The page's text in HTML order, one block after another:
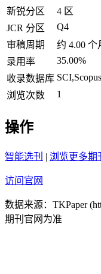
新锐分区
4 区
JCR 分区
Q4
审稿周期
约 4.00 个
录用率
35.00%
收录数据库 SCI,Scopus
浏览次数
1
操作
智能选刊 | 浏览更多期
访问官网
数据来源：TKPaper
期刊官网为准